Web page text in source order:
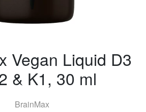
Vegan Liquid D3
& K1, 30 ml
BrainMax